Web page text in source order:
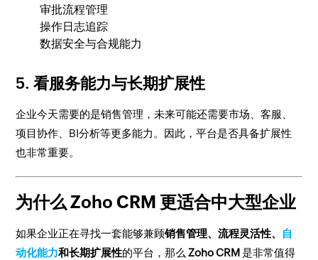
审批流程管理
操作日志追踪
数据安全与合规能力
5. 看服务能力与长期扩展性
企业今天需要的是销售管理，未来可能还需要市场、客服、
项目协作、BI分析等更多能力。因此，平台是否具备扩展性
也非常重要。
为什么 Zoho CRM 更适合中大型企业
如果企业正在寻找一套能够兼顾销售管理、流程灵活性、 自
动化能力和长期扩展性的平台，那么Zoho CRM是非常值得